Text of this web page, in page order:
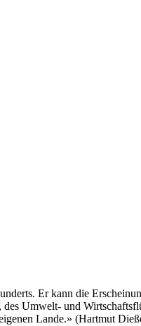
Er kann die
Umwelt- und
Lande.» (Hartmut